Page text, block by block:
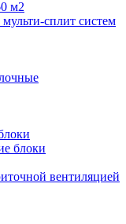
м2
сплит систем
блоки
вентиляцией